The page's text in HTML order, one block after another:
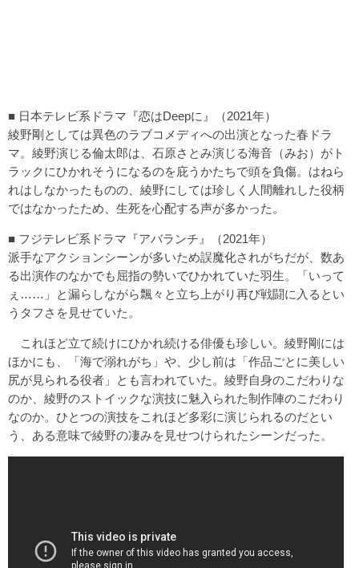
■ 日本テレビ系ドラマ『恋はDeepに』（2021年）
綾野剛としては異色のラブコメディへの出演となった春ドラ
マ。綾野演じる倫太郎は、石原さとみ演じる海音（みお）がト
ラックにひかれそうになるのを庇うかたちで頭を負傷。はねら
れはしなかったものの、綾野にしては珍しく人間離れした役柄
ではなかったため、生死を心配する声が多かった。
■ フジテレビ系ドラマ『アバランチ』（2021年）
派手なアクションシーンが多いため誤魔化されがちだが、数あ
る出演作のなかでも屈指の勢いでひかれていた羽生。「いって
ぇ……」と漏らしながら飄々と立ち上がり再び戦闘に入るとい
うタフさを見せていた。
これほど立て続けにひかれ続ける俳優も珍しい。綾野剛には
ほかにも、「海で溺れがち」や、少し前は「作品ごとに美しい
尻が見られる役者」とも言われていた。綾野自身のこだわりな
のか、綾野のストイックな演技に魅入られた制作陣のこだわり
なのか。ひとつの演技をこれほど多彩に演じられるのだとい
う、ある意味で綾野の凄みを見せつけられたシーンだった。